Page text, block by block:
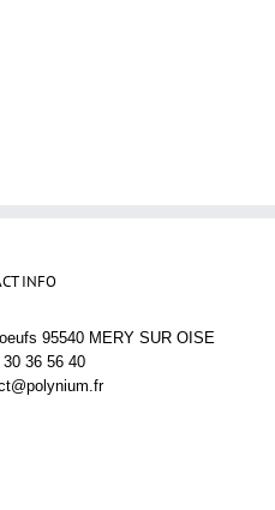
INFO
95540 MERY SUR OISE
36 56 40